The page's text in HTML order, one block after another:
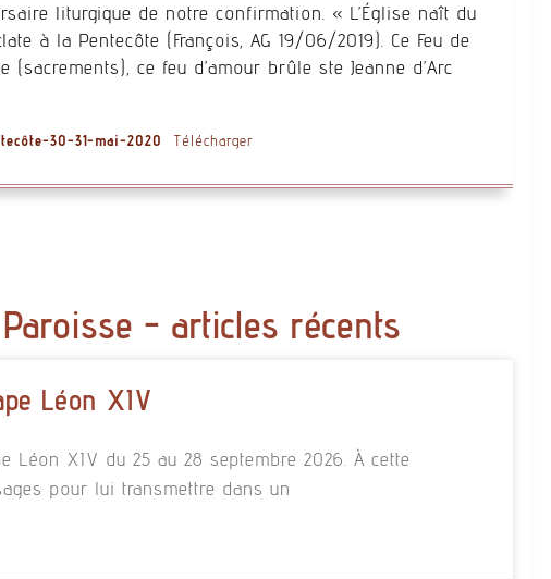
liturgique de notre confirmation. « L’Église naît du
à la Pentecôte (François, AG 19/06/2019). Ce Feu de
ce feu d’amour brûle ste Jeanne d’Arc
30-31-mai-2020 Télécharger
- articles récents
Léon XIV
Léon XIV du 25 au 28 septembre 2026. À cette
pour lui transmettre dans un